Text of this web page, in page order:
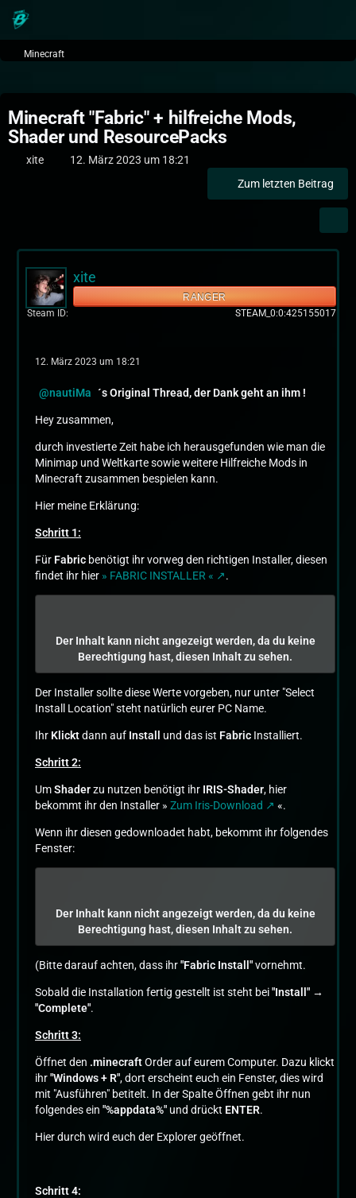
Minecraft
Minecraft "Fabric" + hilfreiche Mods,
Shader und ResourcePacks
xite
12. März 2023 um 18:21
Zum letzten Beitrag
xite
RANGER
Steam ID
STEAM_0:0:425155017
12. März 2023 um 18:21
nautiMa ´s Original Thread, der Dank geht an ihm !
Hey zusammen,
durch investierte Zeit habe ich herausgefunden wie man die
Minimap und Weltkarte sowie weitere Hilfreiche Mods in
Minecraft zusammen bespielen kann.
Hier meine Erklärung:
Schritt 1:
Für Fabric benötigt ihr vorweg den richtigen Installer, diesen
findet ihr hier » FABRIC INSTALLER « .
Der Inhalt kann nicht angezeigt werden, da du keine
Berechtigung hast, diesen Inhalt zu sehen.
Der Installer sollte diese Werte vorgeben, nur unter "Select
Install Location" steht natürlich eurer PC Name.
Ihr Klicktdann auf Install und das ist Fabric Installiert.
Schritt 2:
UmShaderzu nutzen benötigt ihr IRIS-Shader, hier
bekommt ihr den Installer » Zum Iris-Download «.
Wenn ihr diesen gedownloadet habt, bekommt ihr folgendes
Fenster:
Der Inhalt kann nicht angezeigt werden, da du keine
Berechtigung hast, diesen Inhalt zu sehen.
(Bitte darauf achten, dass ihr"Fabric Install"vornehmt.
Sobald die Installation fertig gestellt ist steht bei"Install" →
"Complete".
Schritt 3:
Öffnet den .minecraftOrder auf eurem Computer. Dazu klickt
ihr"Windows + R", dort erscheint euch ein Fenster, dies wird
mit "Ausführen" betitelt. In der Spalte Öffnen gebt ihr nun
folgendes ein "%appdata%" und drückt ENTER.
Hier durch wird euch der Explorer geöffnet.
Schritt 4: